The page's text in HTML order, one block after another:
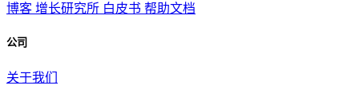
博客 增长研究所 白皮书 帮助文档
公司
关于我们